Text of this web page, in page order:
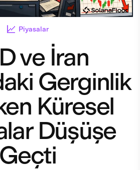
Piyasalar
ve İran
Gerginlik
Küresel
Düşüşe
Geçti